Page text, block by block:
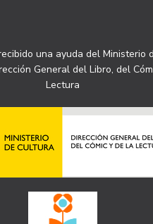
una ayuda del Ministerio
General del Libro, del
Lectura